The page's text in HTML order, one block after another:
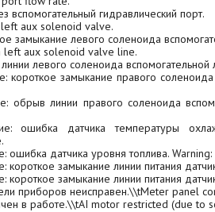
вспомогательный гидравлический порт.
left aux solenoid valve.
замыкание левого соленоида
left aux solenoid valve line.
левого соленоида вспомогательной
замыкание правого
обрыв линии правого соленоида
ошибка датчика температуры
датчика уровня топлива.
замыкание линии питания
замыкание линии питания
приборов неисправен.\\tMeter panel
в работе.\\tAI motor restricted (due to